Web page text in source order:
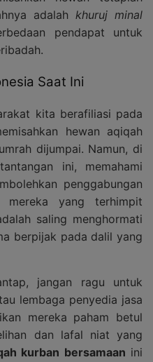
adalah khuruj minal
pendapat untuk
Saat Ini
kita berafiliasi pada
hewan aqiqah
dijumpai. Namun, di
ini, memahami
penggabungan
yang terhimpit
saling menghormati
berpijak pada dalil yang
jangan ragu untuk
lembaga penyedia jasa
mereka paham betul
dan lafal niat yang
kurban bersamaan ini